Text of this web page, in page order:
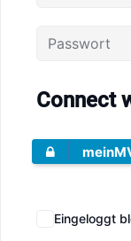
Connect
Eingeloggt